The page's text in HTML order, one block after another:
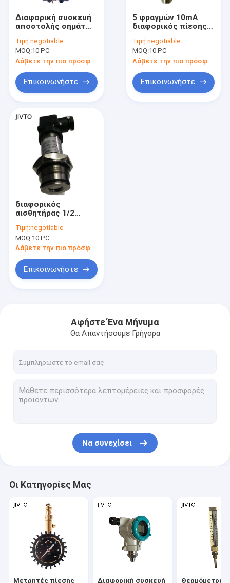
επαφή
Θερμόμετρα και μετρητές θερμοκρασίας
Πτυχώνοντας εργαλείο καλωδίων
Πολλαπλή βαλβίδα οργάνων
Τελικός φραγμός
Διαφορική συσκευή
αποστολής σημάτων
ενιαίου κρυστάλλου
36VDC με την
επίδειξη των
οδηγήσεων
Τιμή:negotiable
MOQ:10 PC
Λάβετε την πιο πρόσφατη τιμή
Επικοινωνήστε
5 φραγμών 10mA
διαφορικός πίεσης
συσκευών
αποστολής σημάτων
20VDC υγρός
Τιμή:negotiable
MOQ:10 PC
Επικοινωνήστε
διαφορικός
αισθητήρας 1/2
NPT συσκευή
αποστολής σημάτων
αρνητικής πίεσης
Τιμή:negotiable
MOQ:10 PC
Λάβετε την πιο πρόσφατη τιμή
Επικοινωνήστε
Αφήστε Ένα Μήνυμα
Θα Απαντήσουμε Γρήγορα
Να συνεχίσει
Οι Κατηγορίες Μας
Μετρητές πίεσης Διαφορική συσκευή Θερμόμετρα